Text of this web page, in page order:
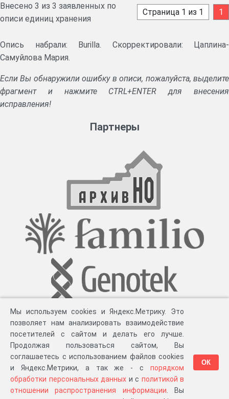
Внесено 3 из 3 заявленных по
описи единиц хранения
Страница 1 из 1 1
Опись набрали: Burilla. Скорректировали: Цаплина-
Самуйлова Мария.
Если Вы обнаружили ошибку в описи, пожалуйста, выделите
фрагмент и нажмите CTRL+ENTER для внесения
исправления!
Партнеры
Разработка компании «Великіе предки», 2023-2026 гг. Блог.Суть проекта
Персональные данные.Распространение информации . ЧаВО. Сборка 111.37
Мы используем cookies и Яндекс.Метрику. Это
позволяет нам анализировать взаимодействие
посетителей с сайтом и делать его лучше.
Продолжая пользоваться сайтом, Вы
соглашаетесь с использованием файлов cookies
и Яндекс.Метрики, а так же - с порядком
обработки персональных данных и с политикой в
отношении распространения информации . Вы
ОК